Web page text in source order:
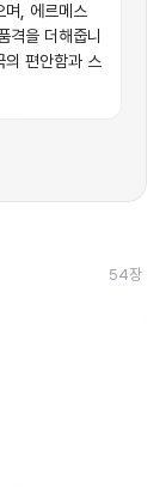
며, 에르메스
격을 더해줍니
의 편안함과 스
54장